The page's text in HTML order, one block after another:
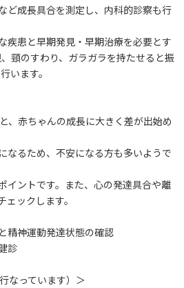
ど成長具合を測定し、内科的診察も行
疾患と早期発見・早期治療を必要とす
頸のすわり、ガラガラを持たせると振
います。
、赤ちゃんの成長に大きく差が出始め
なるため、不安になる方も多いようで
イントです。また、心の発達具合や離
ックします。
精神運動発達状態の確認
診
なっています）＞